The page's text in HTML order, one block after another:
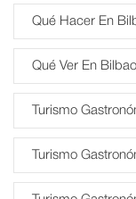
Qué Hacer En
Qué Ver En Bilbao
Turismo
Turismo